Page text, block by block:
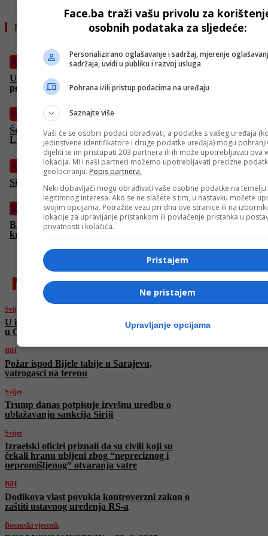
Pročitajte još
Košarka
Uhapšena NBA zvijezda: Igrao sa Jokićem, sada pao zbog
poroka (FOTO)
Fudbal
Šokantne vijesti iz Engleske: Uhapšena bivša zvijezda
Liverpoola i Intera, pijan skrivio nesreću
Sport
Sinner se prvi put oglasio nakon što je otpustio trenere
Izdvojeno
Basket reprezentacija BiH osvojila turnir u Hrvatskoj na
krilima Amara Alibegovića i Aleksandra Lazića
najnovije
Svijet
U izraelskom napadu na okupljanje novinara
u Gazi ubijena 33 civila, među njima i novinar
BiH
Požar ispod Bijele tabije u Sarajevu,
vatrogasci na terenu
Svijet
Trump danas potpisuje izvršnu uredbu o
ublažavanju sankcija Siriji
Svijet
Izraelski oficiri priznali da su civili koji su
čekali hranu ubijeni zbog “nepreciznog i
nepromišljenog” otvaranja vatre
BiH
Dodikova vlast povukla kontroverzni zakon o
zaštiti ustavnog uređenja RS-a
Bosanski vjestnik
Face.ba traži vašu privolu za
osobnih podataka za sljedeće:
Personalizirano oglašavanje i sadržaj, mjerenje
sadržaja, uvidi u publiku i razvoj usluga
Pohrana i/ili pristup podacima na uređaju
Saznajte više
Vaši će se osobni podaci obrađivati, a podatke s vašeg uređaja
jedinstvene identifikatore i druge podatke uređaja) mogu
dijeliti te im pristupati 203 partnera ili ih može upotrebljavati ova
lokacija. Mi i naši partneri možemo upotrebljavati precizne
geolociranju. Popis partnera.
Neki dobavljači mogu obrađivati vaše osobne podatke na temelju
legitimnog interesa. Ako se ne slažete s tim, u nastavku možete
svojim opcijama. Potražite vezu pri dnu ove stranice ili na
lokacije za upravljanje pristankom ili povlačenje pristanka u
privatnosti i kolačića.
Pristajem
Ne pristajem
Upravljanje opcijama